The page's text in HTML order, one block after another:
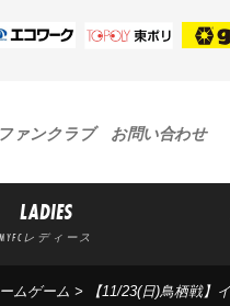
ァンクラブ お問い合わせ
LADIES
レディース
ムゲーム > 【11/23(日)鳥栖戦】